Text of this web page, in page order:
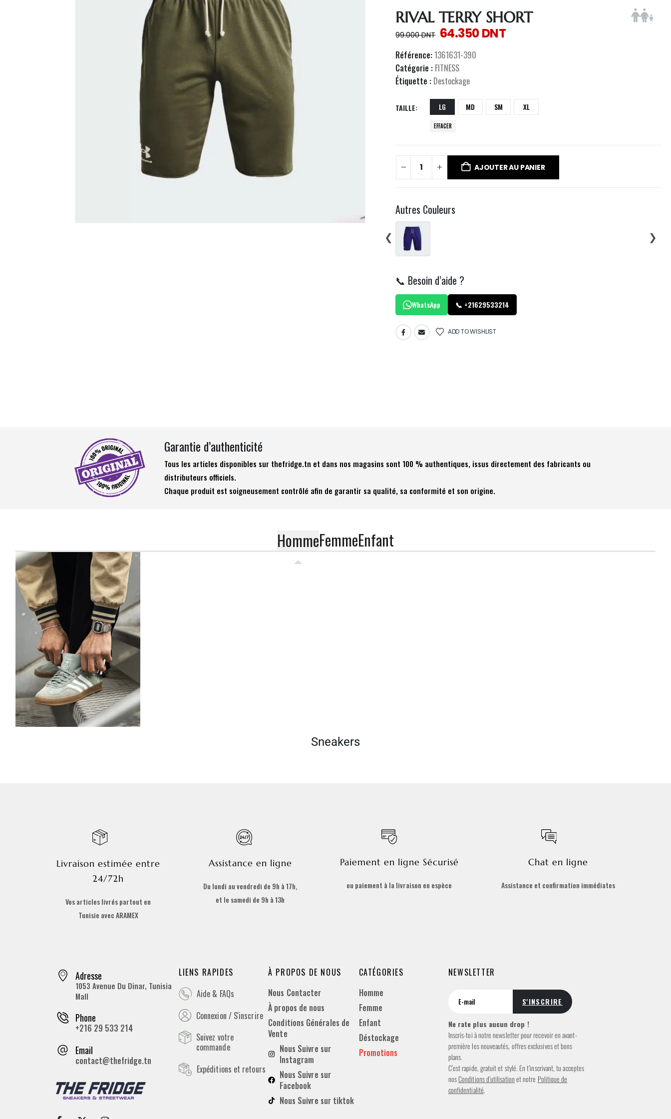
RIVAL TERRY SHORT
99.000DNT 64.350DNT
Référence:1361631-390
Catégorie : FITNESS
Étiquette : Destockage
TAILLE LG MD SM XL
EFFACER
AJOUTER AU PANIER
Autres Couleurs
❮
❯
📞 Besoin d’aide ?
WhatsApp 📞 +21629533214
ADD TO WISHLIST
Garantie d’authenticité
Tous les articles disponibles sur thefridge.tn et dans nos magasins sont 100 % authentiques, issus directement des fabricants ou
distributeurs officiels.
Chaque produit est soigneusement contrôlé afin de garantir sa qualité, sa conformité et son origine.
HommeFemmeEnfant
Sneakers
Livraison estimée entre
24/72h
Vos articles livrés partout en
Tunisie avec ARAMEX
Assistance en ligne
Du lundi au vendredi de 9h à 17h,
et le samedi de 9h à 13h
Paiement en ligne Sécurisé
ou paiement à la livraison en espèce
Chat en ligne
Assistance et confirmation immédiates
Adresse
1053 Avenue Du Dinar, Tunisia
Mall
Phone
+216 29 533 214
Email
contact@thefridge.tn
LIENS RAPIDES
Aide & FAQs
Connexion / S'inscrire
Suivez votre
commande
Expéditions et retours
À PROPOS DE NOUS
Nous Contacter
À propos de nous
Conditions Générales de
Vente
Nous Suivre sur
Instagram
Nous Suivre sur
Facebook
Nous Suivre sur tiktok
CATÉGORIES
Homme
Femme
Enfant
Déstockage
Promotions
NEWSLETTER
Ne rate plus aucun drop !
Inscris-toi à notre newsletter pour recevoir en avant-
première les nouveautés, offres exclusives et bons
plans.
C’est rapide, gratuit et stylé. En t’inscrivant, tu acceptes
nosConditions d’utilisationet notre Politique de
confidentialité.